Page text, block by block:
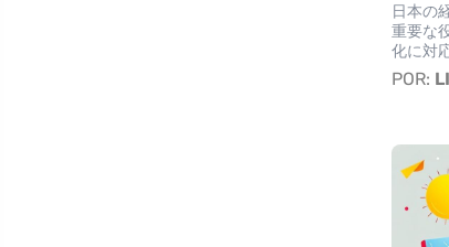
日本の
重要な
化に対
POR: